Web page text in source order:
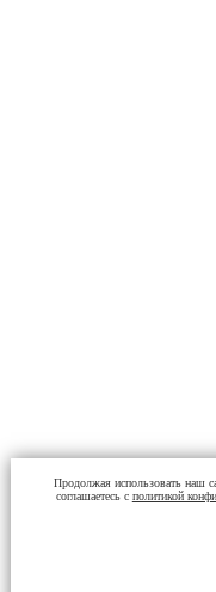
Продолжая использовать наш
соглашаетесь с политикой